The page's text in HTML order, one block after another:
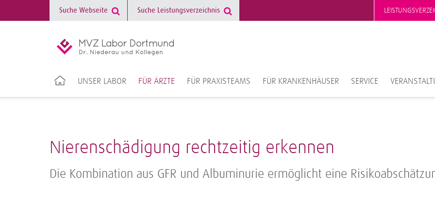
UNSER LABOR FÜR ÄRZTE FÜR PRAXISTEAMS FÜR KRANKENHÄUSER SERVICE
Nierenschädigung rechtzeitig erkennen
Die Kombination aus GFR und Albuminurie ermöglicht eine